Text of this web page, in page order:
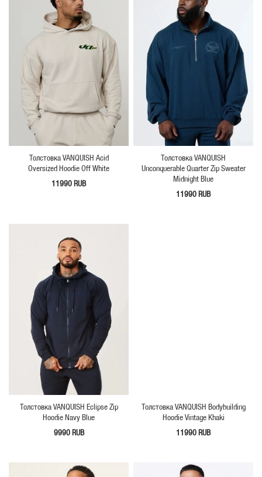
Толстовка VANQUISH Acid
Oversized Hoodie Off White
11990 RUB
Толстовка VANQUISH
Unconquerable Quarter Zip Sweater
Midnight Blue
11990 RUB
Толстовка VANQUISH Eclipse Zip
Hoodie Navy Blue
9990 RUB
Толстовка VANQUISH Bodybuilding
Hoodie Vintage Khaki
11990 RUB